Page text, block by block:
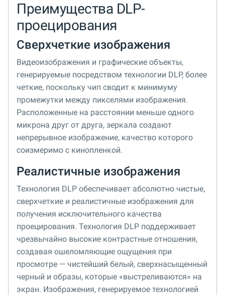
Преимущества DLP-
проецирования
Сверхчеткие изображения
Видеоизображения и графические объекты,
генерируемые посредством технологии DLP, более
четкие, поскольку чип сводит к минимуму
промежутки между пикселями изображения.
Расположенные на расстоянии меньше одного
микрона друг от друга, зеркала создают
непрерывное изображение, качество которого
соизмеримо с кинопленкой.
Реалистичные изображения
Технология DLP обеспечивает абсолютно чистые,
сверхчеткие и реалистичные изображения для
получения исключительного качества
проецирования. Технология DLP поддерживает
чрезвычайно высокие контрастные отношения,
создавая ошеломляющие ощущения при
просмотре — чистейший белый, сверхнасыщенный
черный и образы, которые «выстреливаются» на
экран. Изображения, генерируемое технологией